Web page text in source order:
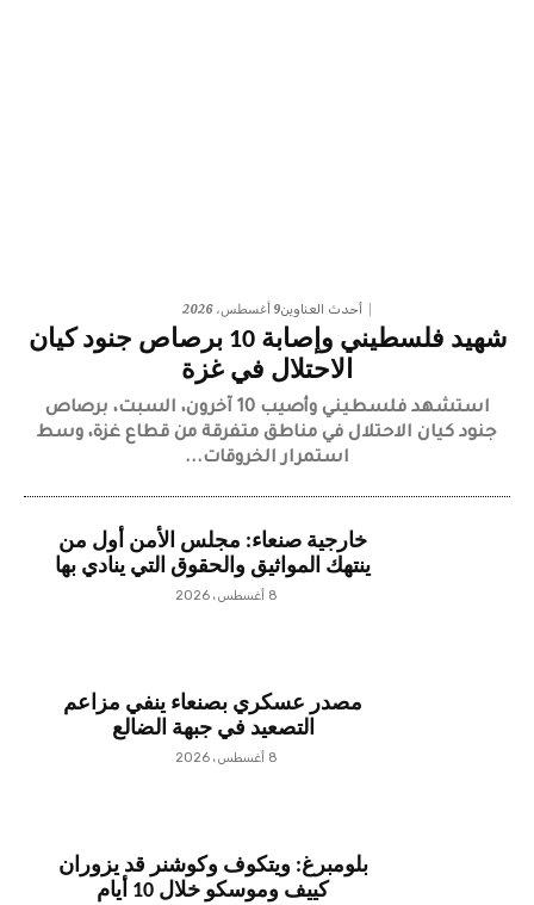
أحدث العناوين9 أغسطس، 2026
شهيد فلسطيني وإصابة 10 برصاص جنود كيان
الاحتلال في غزة
استشهد فلسطيني وأصيب 10 آخرون، السبت، برصاص
جنود كيان الاحتلال في مناطق متفرقة من قطاع غزة، وسط
استمرار الخروقات...
خارجية صنعاء: مجلس الأمن أول من
ينتهك المواثيق والحقوق التي ينادي بها
8 أغسطس، 2026
مصدر عسكري بصنعاء ينفي مزاعم
التصعيد في جبهة الضالع
8 أغسطس، 2026
بلومبرغ: ويتكوف وكوشنر قد يزوران
كييف وموسكو خلال 10 أيام